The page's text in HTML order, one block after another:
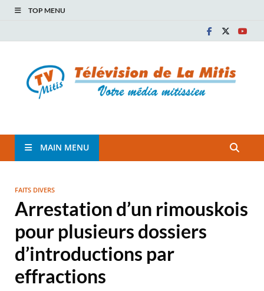
TOP MENU
TVM
MAIN MENU
FAITS DIVERS
Arrestation d’un rimouskois
pour plusieurs dossiers
d’introductions par
effractions